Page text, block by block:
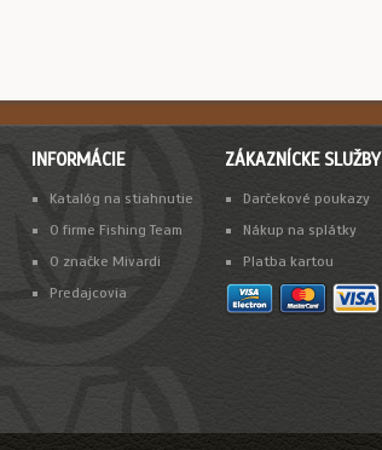
INFORMÁCIE
Katalóg na stiahnutie
O firme Fishing Team
O značke Mivardi
Predajcovia
ZÁKAZNÍCKE SLUŽBY
Darčekové poukazy
Nákup na splátky
Platba kartou